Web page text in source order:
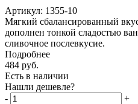
Артикул: 1355-10
Мягкий сбалансированный
дополнен тонкой сладостью
сливочное послевкусие.
Подробнее
484 руб.
Есть в наличии
Нашли дешевле?
-
+